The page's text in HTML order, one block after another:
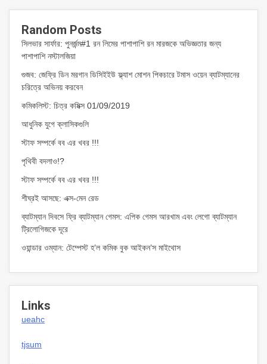
Random Posts
সিলভার সার্ফার: পুনর্জন্ম#1 রন লিমের পাশাপাশি রন মারজকে অভিজ্ঞতার জন্য
পাশাপাশি নস্টালজিয়া
গুজব: জেফ্রি ডিন মরগান ডিসিইইউ ফ্ল্যাশ মোশন পিকচারে টমাস ওয়েন ব্যাটম্যানের
চরিত্রে অভিনয় করবেন
কমিকলিস্ট: চিত্র কমিক্স 01/09/2019
আধুনিক যুগে ক্লাসিকগুলি
স্টাফ সম্পর্কে বব এর খবর !!!
পৃথিবী বদলাও!?
স্টাফ সম্পর্কে বব এর খবর !!!
শীঘ্রই আসছে: এক্স-মেন রেড
ব্যাটম্যান দিবসে ফ্রি ব্যাটম্যান গেমস: এপিক গেমস আরখাম এবং লেগো ব্যাটম্যান
ট্রিলোগিজকে দূরে
ওয়ান্ডার ওম্যান: টেম্পেস্ট হ’ল কমিক বুক আইকন’স মাইথোস
Links
ueahc
tjsum